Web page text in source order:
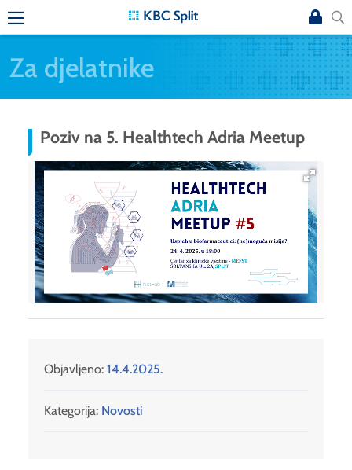
Za djelatnike
Poziv na 5. Healthtech Adria Meetup
Objavljeno: 14.4.2025.
Kategorija: Novosti